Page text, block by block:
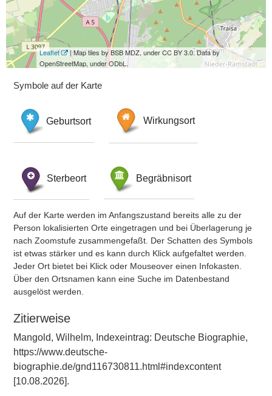
Leaflet
| Map tiles by BSB MDZ, under CC BY 3.0. Data by
OpenStreetMap, under ODbL.
Symbole auf der Karte
Geburtsort Wirkungsort
Sterbeort Begräbnisort
Auf der Karte werden im Anfangszustand bereits alle zu der
Person lokalisierten Orte eingetragen und bei Überlagerung je
nach Zoomstufe zusammengefaßt. Der Schatten des Symbols
ist etwas stärker und es kann durch Klick aufgefaltet werden.
Jeder Ort bietet bei Klick oder Mouseover einen Infokasten.
Über den Ortsnamen kann eine Suche im Datenbestand
ausgelöst werden.
Zitierweise
Mangold, Wilhelm, Indexeintrag: Deutsche Biographie,
https://www.deutsche-
biographie.de/gnd116730811.html#indexcontent
[10.08.2026].